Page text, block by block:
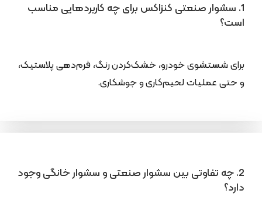
1. سشوار صنعتی کنزاکس برای چه کاربردهایی مناسب
است؟
برای شستشوی خودرو، خشک‌کردن رنگ، فرم‌دهی پلاستیک،
و حتی عملیات لحیم‌کاری و جوشکاری.
2. چه تفاوتی بین سشوار صنعتی و سشوار خانگی وجود
دارد؟